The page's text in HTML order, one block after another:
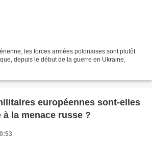
les forces armées polonaises sont plutôt
depuis le début de la guerre en Ukraine,
européennes sont-elles
la menace russe ?